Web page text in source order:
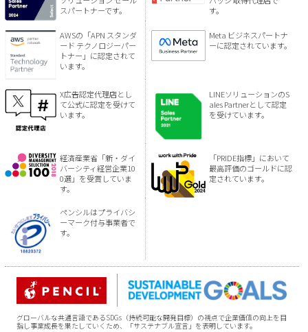
スパートナーです。
す。
AWSの「APN スタンダ
ード テクノロジーパー
トナー」に認定されて
います。
Meta ビジネスパートナ
ーに認定されています。
X広告認定代理店とし
て公式に認定を受けて
います。
LINEソリューションのS
ales Partnerとして認定
を受けています。
経済産業省「新・ダイ
バーシティ経営企業10
0選」を受賞していま
す。
「PRIDE指標」において
最高評価のゴールドに認
定されています。
ペンシルはプライバシ
ーマーク付与事業者で
す。
グローバルな共通言語であるSDGs（持続可能な開発目標）の視点で企業価値の向上を目
指し事業成長を果たしていくため、「サステナブル宣言」を表明しています。